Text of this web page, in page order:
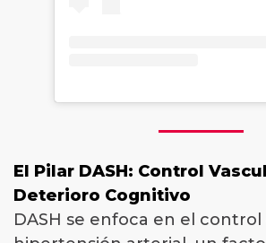
El Pilar DASH: Control
Deterioro Cognitivo
DASH se enfoca en el control